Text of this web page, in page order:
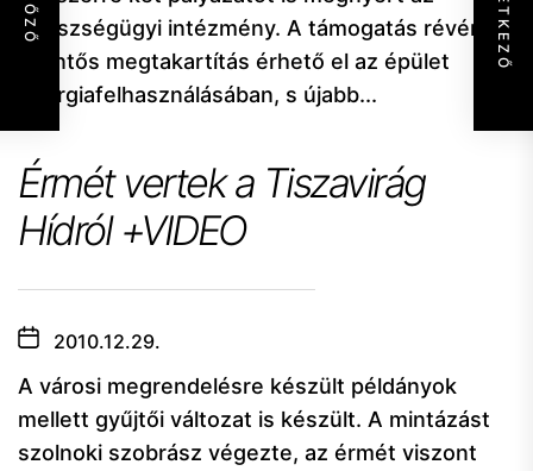
egészségügyi intézmény. A támogatás révén
jelentős megtakartítás érhető el az épület
energiafelhasználásában, s újabb...
Érmét vertek a Tiszavirág
Hídról +VIDEO
2010.12.29.
A városi megrendelésre készült példányok
mellett gyűjtői változat is készült. A mintázást
szolnoki szobrász végezte, az érmét viszont